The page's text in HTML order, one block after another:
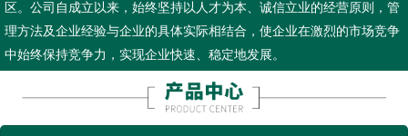
区。公司自成立以来，始终坚持以人才为本、诚信立业的经营原则，管
理方法及企业经验与企业的具体实际相结合，使企业在激烈的市场竞争
中始终保持竞争力，实现企业快速、稳定地发展。